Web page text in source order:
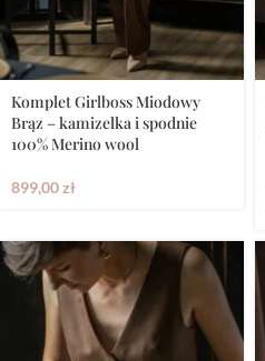
Komplet Girlboss Miodowy
Brąz – kamizelka i spodnie
100% Merino wool
899,00zł